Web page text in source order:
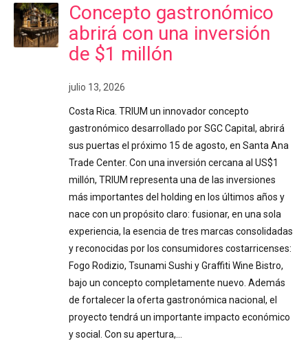
Concepto gastronómico
abrirá con una inversión
de $1 millón
julio 13, 2026
Costa Rica. TRIUM un innovador concepto
gastronómico desarrollado por SGC Capital, abrirá
sus puertas el próximo 15 de agosto, en Santa Ana
Trade Center. Con una inversión cercana al US$1
millón, TRIUM representa una de las inversiones
más importantes del holding en los últimos años y
nace con un propósito claro: fusionar, en una sola
experiencia, la esencia de tres marcas consolidadas
y reconocidas por los consumidores costarricenses:
Fogo Rodizio, Tsunami Sushi y Graffiti Wine Bistro,
bajo un concepto completamente nuevo. Además
de fortalecer la oferta gastronómica nacional, el
proyecto tendrá un importante impacto económico
y social. Con su apertura,…